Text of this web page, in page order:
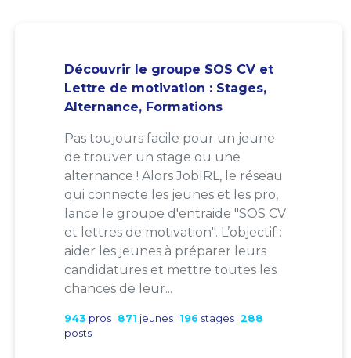
Découvrir le groupe SOS CV et
Lettre de motivation : Stages,
Alternance, Formations
Pas toujours facile pour un jeune
de trouver un stage ou une
alternance ! Alors JobIRL, le réseau
qui connecte les jeunes et les pro,
lance le groupe d'entraide "SOS CV
et lettres de motivation". L’objectif :
aider les jeunes à préparer leurs
candidatures et mettre toutes les
chances de leur...
943 pros 871 jeunes 196 stages 288
posts